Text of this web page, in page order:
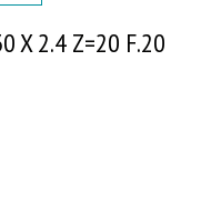
X 2.4 Z=20 F.20